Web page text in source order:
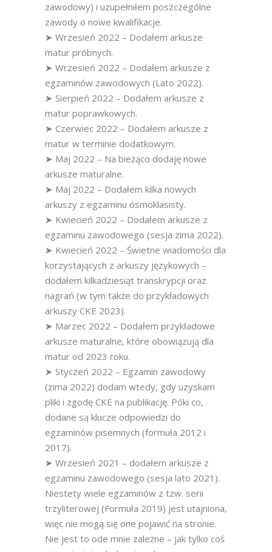
zawodowy) i uzupełniłem poszczególne
zawody o nowe kwalifikacje.
➤ Wrzesień 2022 – Dodałem arkusze
matur próbnych.
➤ Wrzesień 2022 – Dodałem arkusze z
egzaminów zawodowych (Lato 2022).
➤ Sierpień 2022 – Dodałem arkusze z
matur poprawkowych.
➤ Czerwiec 2022 – Dodałem arkusze z
matur w terminie dodatkowym.
➤ Maj 2022 – Na bieżąco dodaję nowe
arkusze maturalne.
➤ Maj 2022 – Dodałem kilka nowych
arkuszy z egzaminu ósmoklasisty.
➤ Kwiecień 2022 – Dodałem arkusze z
egzaminu zawodowego (sesja zima 2022).
➤ Kwiecień 2022 – Świetne wiadomości dla
korzystających z arkuszy językowych –
dodałem kilkadziesiąt transkrypcji oraz
nagrań (w tym także do przykładowych
arkuszy CKE 2023).
➤ Marzec 2022 – Dodałem przykładowe
arkusze maturalne, które obowiązują dla
matur od 2023 roku.
➤ Styczeń 2022 – Egzamin zawodowy
(zima 2022) dodam wtedy, gdy uzyskam
pliki i zgodę CKE na publikację. Póki co,
dodane są klucze odpowiedzi do
egzaminów pisemnych (formuła 2012 i
2017).
➤ Wrzesień 2021 – dodałem arkusze z
egzaminu zawodowego (sesja lato 2021).
Niestety wiele egzaminów z tzw. serii
trzyliterowej (Formuła 2019) jest utajniona,
więc nie mogą się one pojawić na stronie.
Nie jest to ode mnie zależne – jak tylko coś